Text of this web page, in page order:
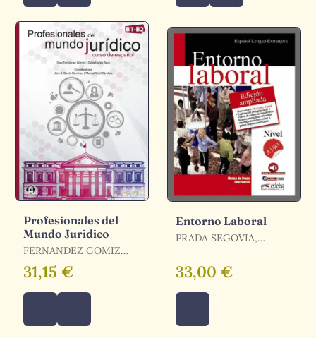
Profesionales del
Mundo Juridico
FERNANDEZ GOMIZ
SARA / NUÑEZ BAYO
ZAIDA
31,15 €
Entorno Laboral
PRADA SEGOVIA,
ÁLVAREZ, PILAR
33,00 €